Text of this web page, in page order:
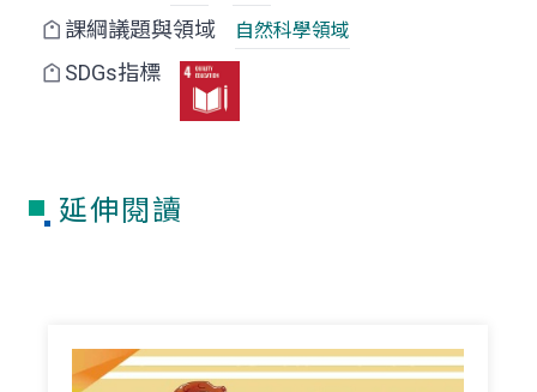
課綱議題與領域 自然科學領域
SDGs指標
延伸閱讀